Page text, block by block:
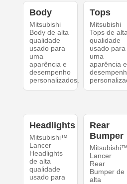
Body
Mitsubishi
Body de alta
qualidade
usado para
uma
aparência e
desempenho
personalizados.
Tops
Mitsubishi
Tops de
qualidade
usado para
uma
aparência e
Headlights
Mitsubishi™
Lancer
Headlights
de alta
qualidade
usado para
Rear
Bumper
Mitsubishi™
Lancer
Rear
Bumper de
alta